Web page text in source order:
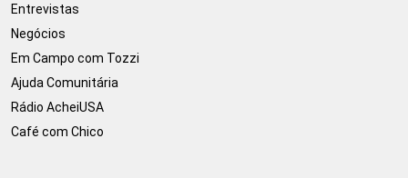
Entrevistas
Negócios
Em Campo com Tozzi
Ajuda Comunitária
Rádio AcheiUSA
Café com Chico